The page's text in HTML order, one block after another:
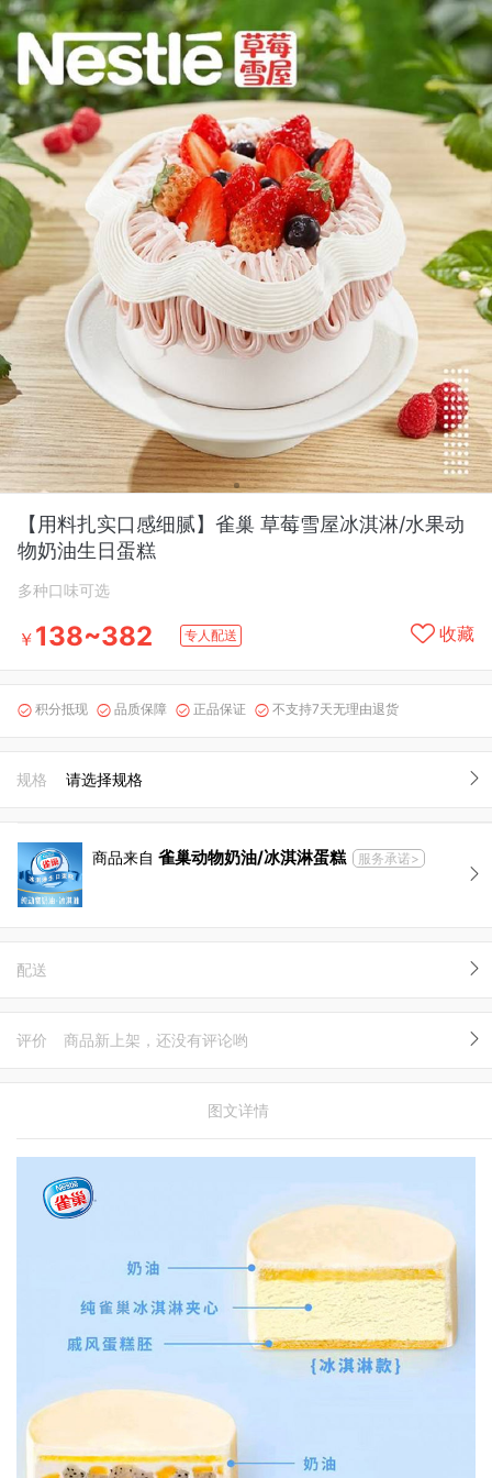
【用料扎实口感细腻】雀巢 草莓雪屋冰淇淋/水果动
物奶油生日蛋糕
多种口味可选
￥ 138~382 专人配送 收藏
 积分抵现  品质保障  正品保证  不支持7天无理由退货
规格 请选择规格
商品来自 雀巢动物奶油/冰淇淋蛋糕 服务承诺>
配送
评价 商品新上架，还没有评论哟
图文详情